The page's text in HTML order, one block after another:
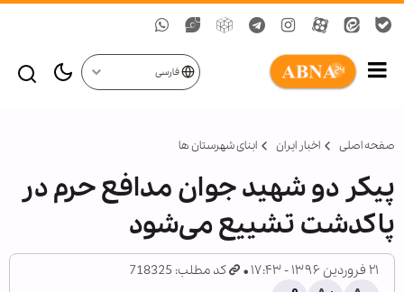
فارسی
صفحه اصلی اخبار ایران ابنای شهرستان ها
پیکر دو شهید جوان مدافع حرم در
پاکدشت تشییع می‌شود
۲۱ فروردین ۱۳۹۶ - ۱۷:۴۳ کد مطلب: 718325